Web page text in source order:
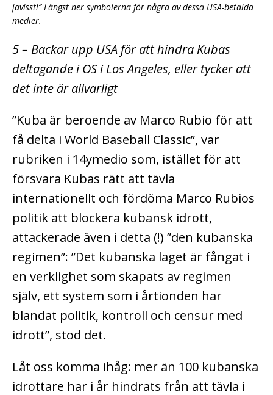
javisst!” Längst ner symbolerna för några av dessa USA-betalda
medier.
5 – Backar upp USA för att hindra Kubas
deltagande i OS i Los Angeles, eller tycker att
det inte är allvarligt
”Kuba är beroende av Marco Rubio för att
få delta i World Baseball Classic”, var
rubriken i 14ymedio som, istället för att
försvara Kubas rätt att tävla
internationellt och fördöma Marco Rubios
politik att blockera kubansk idrott,
attackerade även i detta (!) ”den kubanska
regimen”: ”Det kubanska laget är fångat i
en verklighet som skapats av regimen
själv, ett system som i årtionden har
blandat politik, kontroll och censur med
idrott”, stod det.
Låt oss komma ihåg: mer än 100 kubanska
idrottare har i år hindrats från att tävla i